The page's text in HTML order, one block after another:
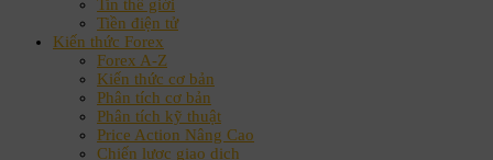
Tin thế giới
Tiền điện tử
Kiến thức Forex
Forex A-Z
Kiến thức cơ bản
Phân tích cơ bản
Phân tích kỹ thuật
Price Action Nâng Cao
Chiến lược giao dịch